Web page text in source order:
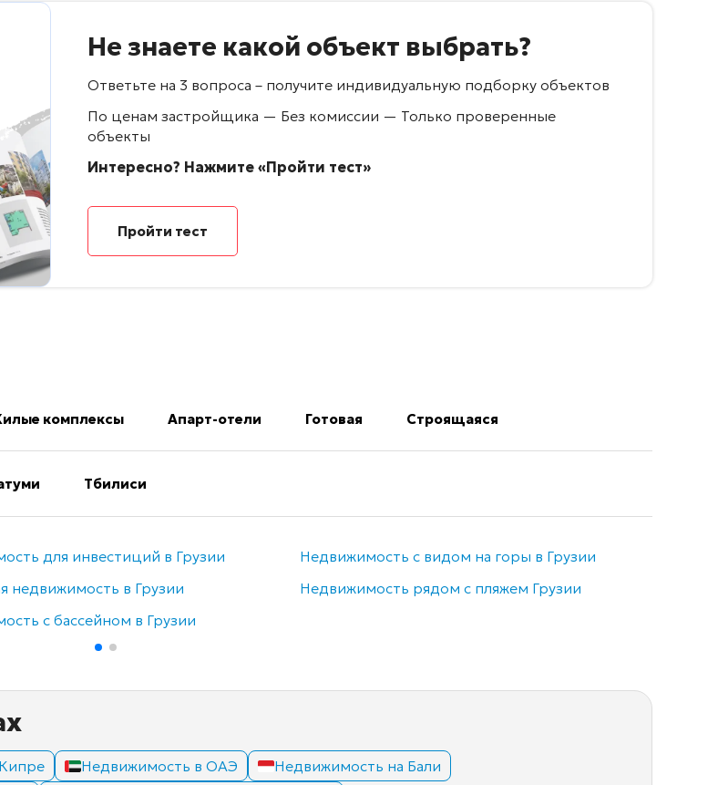
Не знаете какой объект выбрать?
Ответьте на 3 вопроса – получите индивидуальную подборку объектов
По ценам застройщика — Без комиссии — Только проверенные
объекты
Интересно? Нажмите «Пройти тест»
Пройти тест
комплексы Апарт-отели Готовая Строящаяся
Тбилиси
для инвестиций в Грузии
недвижимость в Грузии
с бассейном в Грузии
Недвижимость с видом на горы в Грузии
Недвижимость рядом с пляжем Грузии
Недвижимость в ОАЭ
Недвижимость на Бали